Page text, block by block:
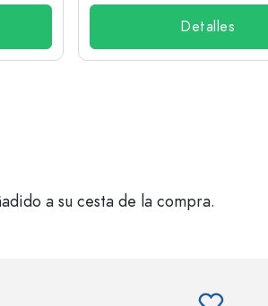
Detalles
a su cesta de la compra.